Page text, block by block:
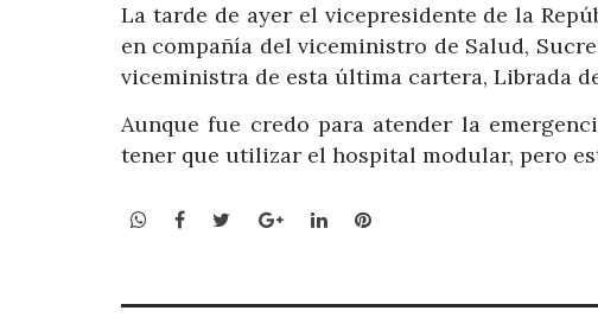
La tarde de ayer el vicepresidente de la
en compañía del viceministro de Salud,
viceministra de esta última cartera, Librada
Aunque fue credo para atender la
tener que utilizar el hospital modular, pero
WhatsApp
Facebook
TwitterGoogle+LinkedInPinterest